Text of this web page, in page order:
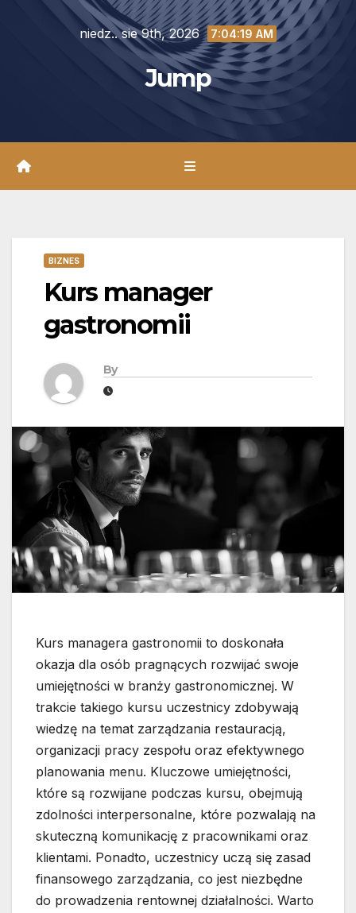
niedz.. sie 9th, 2026 7:04:21 AM
Jump
BIZNES
Kurs manager
gastronomii
By
Kurs managera gastronomii to doskonała
okazja dla osób pragnących rozwijać swoje
umiejętności w branży gastronomicznej. W
trakcie takiego kursu uczestnicy zdobywają
wiedzę na temat zarządzania restauracją,
organizacji pracy zespołu oraz efektywnego
planowania menu. Kluczowe umiejętności,
które są rozwijane podczas kursu, obejmują
zdolności interpersonalne, które pozwalają na
skuteczną komunikację z pracownikami oraz
klientami. Ponadto, uczestnicy uczą się zasad
finansowego zarządzania, co jest niezbędne
do prowadzenia rentownej działalności. Warto